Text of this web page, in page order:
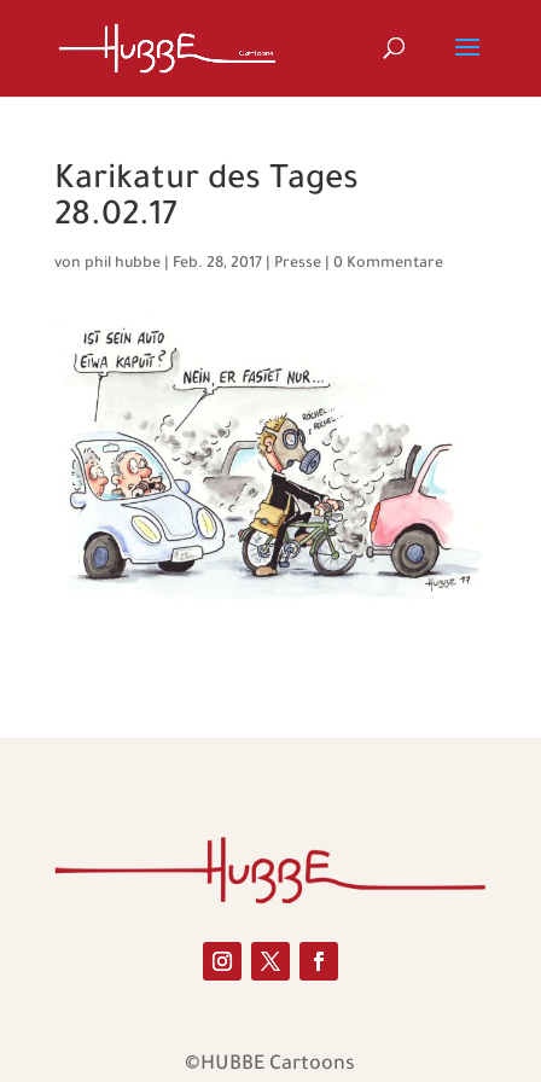
Karikatur des Tages
28.02.17
von phil hubbe| Feb. 28, 2017 Presse| 0 Kommentare
©HUBBE Cartoons